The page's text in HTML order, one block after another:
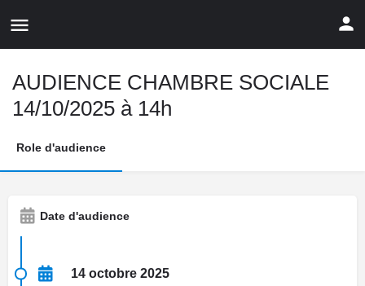
AUDIENCE CHAMBRE SOCIALE
14/10/2025 à 14h
Role d'audience
Date d'audience
14 octobre 2025